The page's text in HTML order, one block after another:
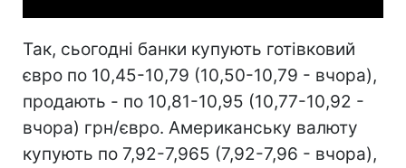
Так, сьогодні банки купують готівковий
євро по 10,45-10,79 (10,50-10,79 - вчора),
продають - по 10,81-10,95 (10,77-10,92 -
вчора) грн/євро. Американську валюту
купують по 7,92-7,965 (7,92-7,96 - вчора),